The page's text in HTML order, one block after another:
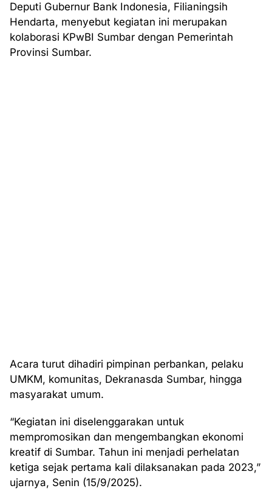
Deputi Gubernur Bank Indonesia, Filianingsih
Hendarta, menyebut kegiatan ini merupakan
kolaborasi KPwBI Sumbar dengan Pemerintah
Provinsi Sumbar.
Acara turut dihadiri pimpinan perbankan, pelaku
UMKM, komunitas, Dekranasda Sumbar, hingga
masyarakat umum.
“Kegiatan ini diselenggarakan untuk
mempromosikan dan mengembangkan ekonomi
kreatif di Sumbar. Tahun ini menjadi perhelatan
ketiga sejak pertama kali dilaksanakan pada 2023,”
ujarnya, Senin (15/9/2025).